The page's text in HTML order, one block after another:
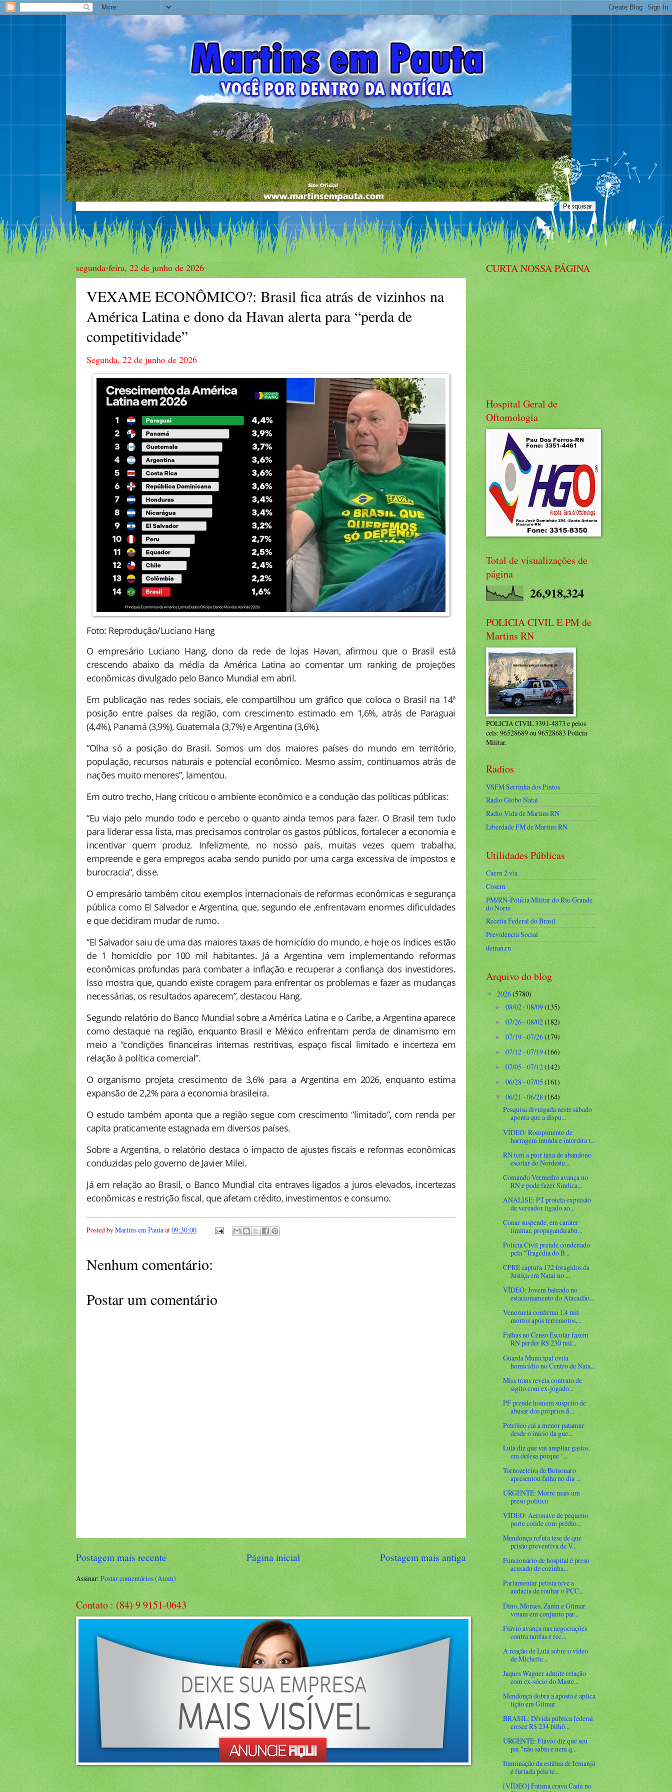
segunda-feira, 22 de junho de 2026
VEXAME ECONÔMICO?: Brasil fica atrás de vizinhos na
América Latina e dono da Havan alerta para “perda de
competitividade”
Segunda, 22 de junho de 2026
Foto: Reprodução/Luciano Hang
O empresário Luciano Hang, dono da rede de lojas Havan, afirmou que o Brasil está
crescendo abaixo da média da América Latina ao comentar um ranking de projeções
econômicas divulgado pelo Banco Mundial em abril.
Em publicação nas redes sociais, ele compartilhou um gráfico que coloca o Brasil na 14ª
posição entre países da região, com crescimento estimado em 1,6%, atrás de Paraguai
(4,4%), Panamá (3,9%), Guatemala (3,7%) e Argentina (3,6%).
“Olha só a posição do Brasil. Somos um dos maiores países do mundo em território,
população, recursos naturais e potencial econômico. Mesmo assim, continuamos atrás de
nações muito menores”, lamentou.
Em outro trecho, Hang criticou o ambiente econômico e a condução das políticas públicas:
“Eu viajo pelo mundo todo e percebo o quanto ainda temos para fazer. O Brasil tem tudo
para liderar essa lista, mas precisamos controlar os gastos públicos, fortalecer a economia e
incentivar quem produz. Infelizmente, no nosso país, muitas vezes quem trabalha,
empreende e gera empregos acaba sendo punido por uma carga excessiva de impostos e
burocracia”, disse.
O empresário também citou exemplos internacionais de reformas econômicas e segurança
pública como El Salvador e Argentina, que, segundo ele ,enfrentavam enormes dificuldades
e que decidiram mudar de rumo.
“El Salvador saiu de uma das maiores taxas de homicídio do mundo, e hoje os índices estão
de 1 homicídio por 100 mil habitantes. Já a Argentina vem implementando reformas
econômicas profundas para combater a inflação e recuperar a confiança dos investidores.
Isso mostra que, quando existe coragem para enfrentar os problemas e fazer as mudanças
necessárias, os resultados aparecem”, destacou Hang.
Segundo relatório do Banco Mundial sobre a América Latina e o Caribe, a Argentina aparece
como destaque na região, enquanto Brasil e México enfrentam perda de dinamismo em
meio a “condições financeiras internas restritivas, espaço fiscal limitado e incerteza em
relação à política comercial”.
O organismo projeta crescimento de 3,6% para a Argentina em 2026, enquanto estima
expansão de 2,2% para a economia brasileira.
O estudo também aponta que a região segue com crescimento “limitado”, com renda per
capita praticamente estagnada em diversos países.
Sobre a Argentina, o relatório destaca o impacto de ajustes fiscais e reformas econômicas
conduzidas pelo governo de Javier Milei.
Já em relação ao Brasil, o Banco Mundial cita entraves ligados a juros elevados, incertezas
econômicas e restrição fiscal, que afetam crédito, investimentos e consumo.
Posted byMartins em Pautaat09:30:00
Nenhum comentário:
Postar um comentário
Postagem mais recente Postagem mais antiga
Página inicial
Assinar:Postar comentários (Atom)
Contato : (84) 9 9151-0643
CURTA NOSSA PÁGINA
Hospital Geral de
Oftomologia
Total de visualizações de
página
26,918,324
POLICIA CIVIL E PM de
Martins RN
POLICIA CIVIL 3391-4873 e pelos
cels: 96528689 ou 96528683 Policia
Militar.
Radios
VSFM Serrinha dos Pintos
Radio Globo Natal
Radio Vida de Martins RN
Liberdade FM de Martins RN
Utilidades Públicas
Caern 2 via
Cosern
PM/RN-Polícia Militar do Rio Grande
do Norte
Receita Federal do Brasíl
Previdencia Social
detran.rn
Arquivo do blog
▼2026(5780)
►08/02 - 08/09(135)
►07/26 - 08/02(182)
►07/19 - 07/26(179)
►07/12 - 07/19(166)
►07/05 - 07/12(142)
►06/28 - 07/05(161)
▼06/21 - 06/28(164)
Pesquisa divulgada neste sábado
aponta que a dispu...
VÍDEO: Rompimento de
barragem inunda e interdita t...
RN tem a pior taxa de abandono
escolar do Nordeste...
Comando Vermelho avança no
RN e pode fazer Sindica...
ANÁLISE: PT protela expulsão
de vereador ligado ao...
Conar suspende, em caráter
liminar, propaganda abu...
Polícia Civil prende condenado
pela “Tragédia do B...
CPRE captura 172 foragidos da
Justiça em Natal no ...
VÍDEO: Jovem baleado no
estacionamento do Atacadão...
Venezuela confirma 1,4 mil
mortos após terremotos,...
Falhas no Censo Escolar fazem
RN perder R$ 230 mil...
Guarda Municipal evita
homicídio no Centro de Nata...
Miss trans revela contrato de
sigilo com ex-jogado...
PF prende homem suspeito de
abusar dos próprios fi...
Petróleo cai a menor patamar
desde o início da gue...
Lula diz que vai ampliar gastos
em defesa porque ‘...
Tornozeleira de Bolsonaro
apresentou falha no dia ...
URGENTE: Morre mais um
preso político
VÍDEO: Aeronave de pequeno
porte colide com prédio...
Mendonça refuta tese de que
prisão preventiva de V...
Funcionário de hospital é preso
acusado de cozinha...
Parlamentar petista teve a
audácia de roubar o PCC...
Dino, Moraes, Zanin e Gilmar
votam em conjunto par...
Flávio avança nas negociações
contra tarifas e rec...
A reação de Lula sobre o vídeo
de Michelle...
Jaques Wagner admite relação
com ex-sócio do Maste...
Mendonça dobra a aposta e aplica
lição em Gilmar
BRASIL: Dívida pública federal
cresce R$ 234 bilhõ...
URGENTE: Flávio diz que seu
pai "não sabia e nem q...
Iluminação da estátua de Iemanjá
é furtada pela te...
[VÍDEO] Fátima crava Cadu no